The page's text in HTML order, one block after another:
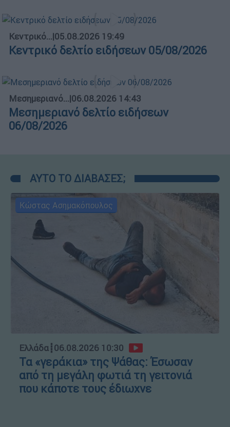
Κεντρικό...|05.08.2026 19:49
Κεντρικό δελτίο ειδήσεων 05/08/2026
Μεσημεριανό...|06.08.2026 14:43
Μεσημεριανό δελτίο ειδήσεων
06/08/2026
ΑΥΤΟ ΤΟ ΔΙΑΒΑΣΕΣ;
Κώστας Ασημακόπουλος
Ελλάδα┋06.08.2026 10:30
Τα «γεράκια» της Ψάθας: Έσωσαν
από τη μεγάλη φωτιά τη γειτονιά
που κάποτε τους έδιωχνε